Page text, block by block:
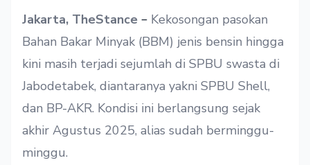
Jakarta, TheStance – Kekosongan pasokan
Bahan Bakar Minyak (BBM) jenis bensin hingga
kini masih terjadi sejumlah di SPBU swasta di
Jabodetabek, diantaranya yakni SPBU Shell,
dan BP-AKR. Kondisi ini berlangsung sejak
akhir Agustus 2025, alias sudah berminggu-
minggu.